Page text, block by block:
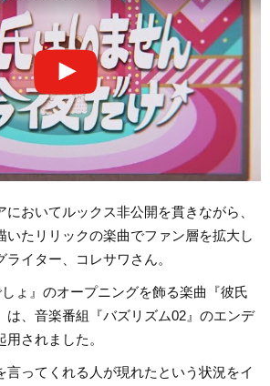
おいてルックス非公開を貫きながら、
いたリリックの楽曲でファン層を拡大し
イター、コレサワさん。
ょ』のオープニングを飾る楽曲『彼氏
は、音楽番組『バズリズム02』のエンデ
されました。
言ってくれる人が現れたという状況をイ